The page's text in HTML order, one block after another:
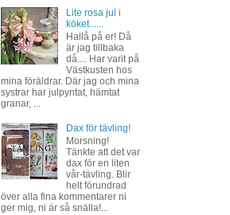
Lite rosa jul i
köket......
Hallå på er! Då
är jag tillbaka
då.... Har varit på
Västkusten hos
mina föräldrar. Där jag och mina
systrar har julpyntat, hämtat
granar, ...
Dax för tävling!
Morsning!
Tänkte att det var
dax för en liten
vår-tävling. Blir
helt förundrad
över alla fina kommentarer ni
ger mig, ni är så snälla!...